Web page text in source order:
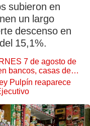
subieron en
un largo
descenso en
15,1%.
7 de agosto de
bancos, casas de
Pulpín reaparece